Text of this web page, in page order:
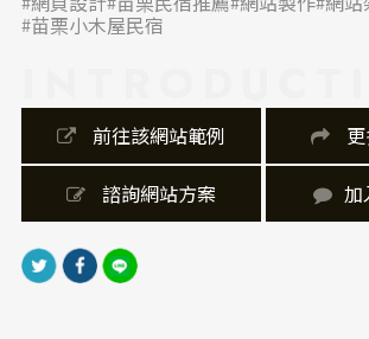
｜內容視覺表現，Banner 設計
求。網站大量使用環境、房型與餐點圖
者透過視覺先感受場域氛圍；房型卡片搭
資訊，有助於提高瀏覽效率。
｜網站製作，技術細節
網站屬於旅宿形象與預約導向架構，具備
房型列表、最新消息、隱私政策、Google
苗栗小木屋民宿
前往該網站範例
諮詢網站方案 加